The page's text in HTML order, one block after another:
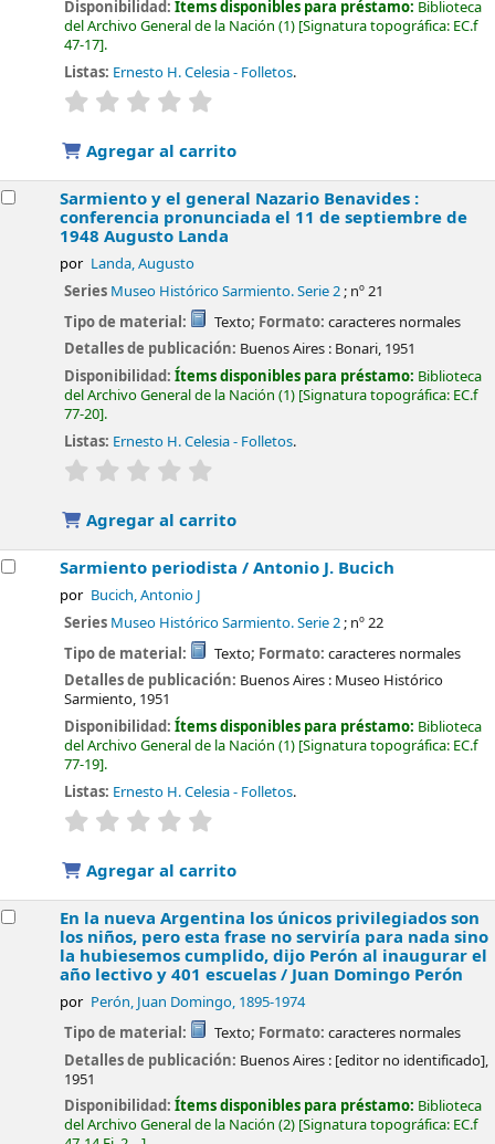
Disponibilidad:Ítems disponibles para préstamo: Biblioteca
del Archivo General de la Nación (1) Signatura topográfica: EC.f
47-17 .
Listas: Ernesto H. Celesia - Folletos.
valoración
Agregar al carrito
Sarmiento y el general Nazario Benavides :
conferencia pronunciada el 11 de septiembre de
1948Augusto Landa
por Landa, Augusto
Series Museo Histórico Sarmiento. Serie 2; nº 21
Tipo de material:
Texto; Formato: caracteres normales
Detalles de publicación: Buenos Aires : Bonari, 1951
Disponibilidad:Ítems disponibles para préstamo: Biblioteca
del Archivo General de la Nación (1) Signatura topográfica: EC.f
77-20 .
Listas: Ernesto H. Celesia - Folletos.
valoración
Agregar al carrito
Sarmiento periodista /Antonio J. Bucich
por Bucich, Antonio J
Series Museo Histórico Sarmiento. Serie 2; nº 22
Tipo de material:
Texto; Formato: caracteres normales
Detalles de publicación: Buenos Aires : Museo Histórico
Sarmiento, 1951
Disponibilidad:Ítems disponibles para préstamo: Biblioteca
del Archivo General de la Nación (1) Signatura topográfica: EC.f
77-19 .
Listas: Ernesto H. Celesia - Folletos.
valoración
Agregar al carrito
En la nueva Argentina los únicos privilegiados son
los niños, pero esta frase no serviría para nada sino
la hubiesemos cumplido, dijo Perón al inaugurar el
año lectivo y 401 escuelas / Juan Domingo Perón
por Perón, Juan Domingo, 1895-1974
Tipo de material: Texto; Formato: caracteres normales
Detalles de publicación: Buenos Aires : [editor no identificado],
1951
Disponibilidad:Ítems disponibles para préstamo: Biblioteca
del Archivo General de la Nación (2) Signatura topográfica: EC.f